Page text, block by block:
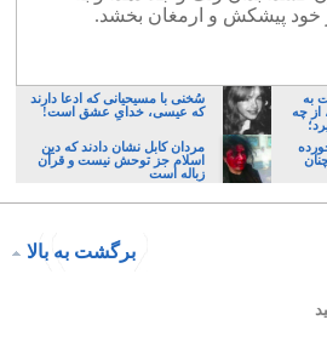
خود پیشکش و ارمغان بخشد.
به
از چه
سُخنی با مسیحیانی که ادعا دارند
که عیسی، خدایِ عشق است!
مردان کابل نشان دادند که دین
اسلام جز توحش نیست و قرآن
زباله است
برگشت به بالا